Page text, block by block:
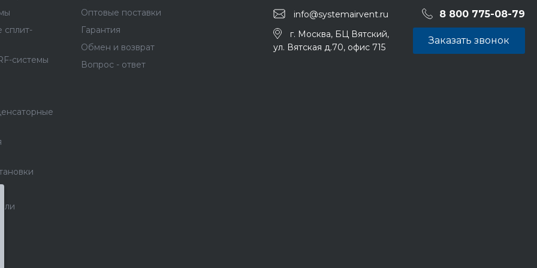
системы
Оптовые поставки
Гарантия
Обмен и возврат
Вопрос - ответ
info@systemairvent.ru 8 800 775-08-79
г. Москва, БЦ Вятский,
ул. Вятская д.70, офис 715
Заказать звонок